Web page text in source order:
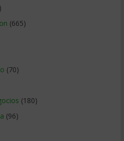
(665)
(70)
(180)
(96)